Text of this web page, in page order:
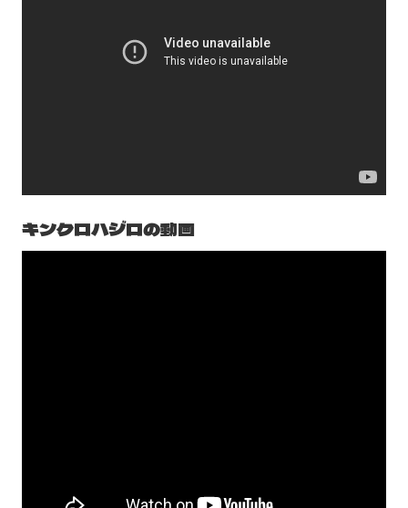
キンクロハジロの動画